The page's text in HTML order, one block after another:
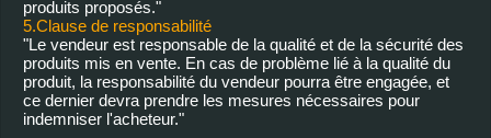
produits proposés."
5.Clause de responsabilité
"Le vendeur est responsable de la qualité et de la sécurité des
produits mis en vente. En cas de problème lié à la qualité du
produit, la responsabilité du vendeur pourra être engagée, et
ce dernier devra prendre les mesures nécessaires pour
indemniser l'acheteur."